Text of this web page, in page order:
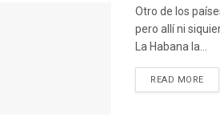
Otro de los
pero allí ni
La Habana la...
READ MORE